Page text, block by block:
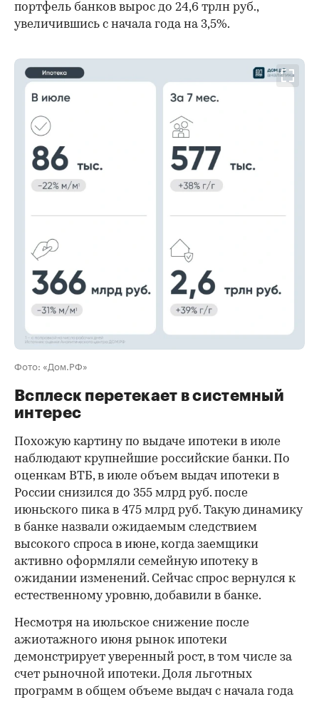
портфель банков вырос до 24,6 трлн руб.,
увеличившись с начала года на 3,5%.
Фото: «Дом.РФ»
Всплеск перетекает в системный
интерес
Похожую картину по выдаче ипотеки в июле
наблюдают крупнейшие российские банки. По
оценкам ВТБ, в июле объем выдач ипотеки в
России снизился до 355 млрд руб. после
июньского пика в 475 млрд руб. Такую динамику
в банке назвали ожидаемым следствием
высокого спроса в июне, когда заемщики
активно оформляли семейную ипотеку в
ожидании изменений. Сейчас спрос вернулся к
естественному уровню, добавили в банке.
Несмотря на июльское снижение после
ажиотажного июня рынок ипотеки
демонстрирует уверенный рост, в том числе за
счет рыночной ипотеки. Доля льготных
программ в общем объеме выдач с начала года